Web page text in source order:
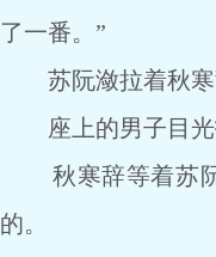
了一番。”
苏阮潋拉着秋寒
座上的男子目光
秋寒辞等着苏阮
的。